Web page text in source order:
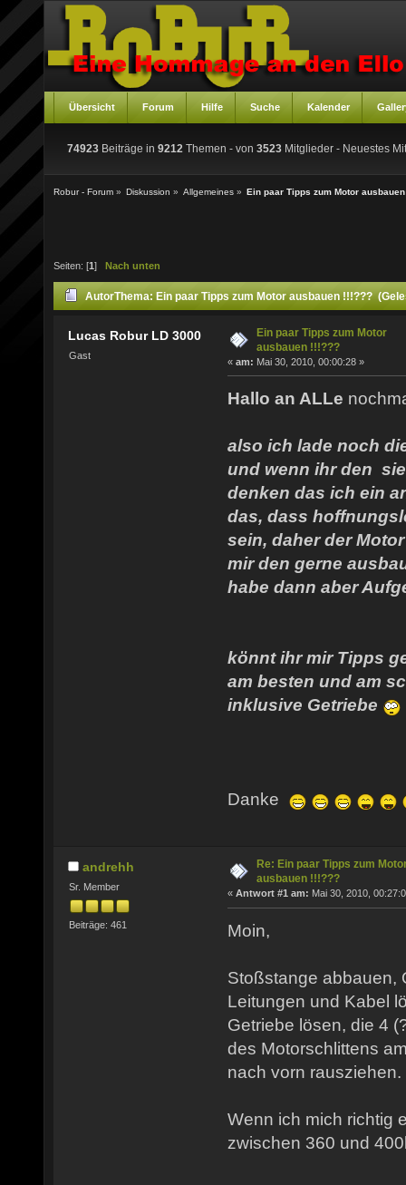
Übersicht Forum Hilfe Suche Kalender
74923 Beiträge in 9212 Themen - von 3523 Mitglieder - Neuestes
Robur - Forum » Diskussion » Allgemeines » Ein paar Tipps zum Motor
Seiten: [1 ] Nach unten
AutorThema: Ein paar Tipps zum Motor ausbauen !!!???
Lucas Robur LD 3000
Gast
Ein paar Tipps zum Motor
ausbauen !!!???
« am: Mai 30, 2010, 00:00:28 »
Hallo an ALLe
also ich lade noch
und wenn ihr den
denken das ich ein
das, dass
sein, daher der
mir den gerne
habe dann aber
könnt ihr mir Tipps
am besten und am
inklusive Getriebe
Danke
andrehh
Sr. Member
Beiträge: 461
Re: Ein paar Tipps zum
ausbauen !!!???
« Antwort #1 am: Mai 30, 2010,
Moin,
Stoßstange abbauen,
Leitungen und Kabel
Getriebe lösen, die 4
des Motorschlittens
nach vorn rausziehen.
Wenn ich mich richtig
zwischen 360 und